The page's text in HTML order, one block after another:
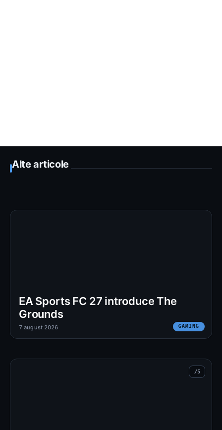
Alte articole
EA Sports FC 27 introduce The
Grounds
GAMING
7 august 2026